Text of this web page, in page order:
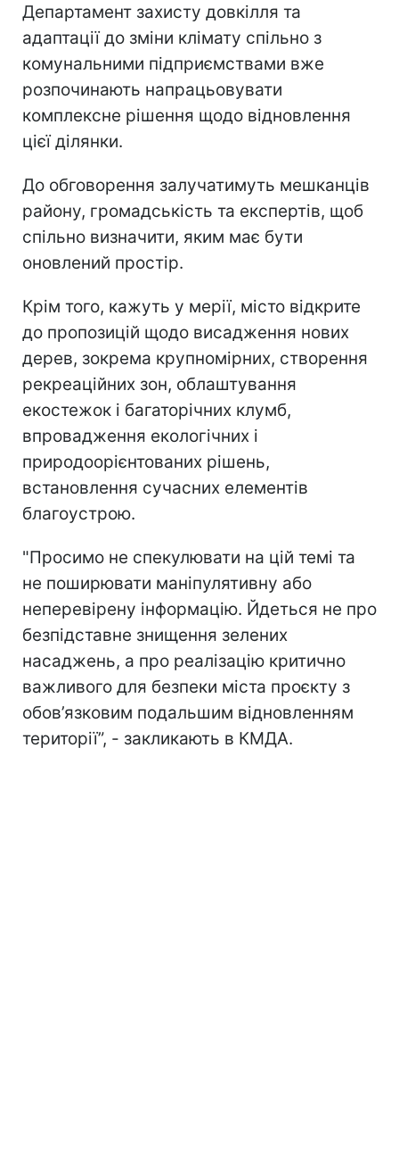
Департамент захисту довкілля та
адаптації до зміни клімату спільно з
комунальними підприємствами вже
розпочинають напрацьовувати
комплексне рішення щодо відновлення
цієї ділянки.
До обговорення залучатимуть мешканців
району, громадськість та експертів, щоб
спільно визначити, яким має бути
оновлений простір.
Крім того, кажуть у мерії, місто відкрите
до пропозицій щодо висадження нових
дерев, зокрема крупномірних, створення
рекреаційних зон, облаштування
екостежок і багаторічних клумб,
впровадження екологічних і
природоорієнтованих рішень,
встановлення сучасних елементів
благоустрою.
"Просимо не спекулювати на цій темі та
не поширювати маніпулятивну або
неперевірену інформацію. Йдеться не про
безпідставне знищення зелених
насаджень, а про реалізацію критично
важливого для безпеки міста проєкту з
обов’язковим подальшим відновленням
території”, - закликають в КМДА.